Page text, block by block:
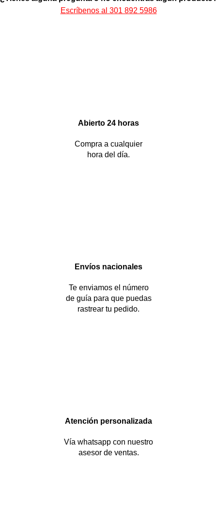
Escríbenos al 301 892 5986
Abierto 24 horas
Compra a cualquier
hora del día.
Envíos nacionales
Te enviamos el número
de guía para que puedas
rastrear tu pedido.
Atención personalizada
Vía whatsapp con nuestro
asesor de ventas.